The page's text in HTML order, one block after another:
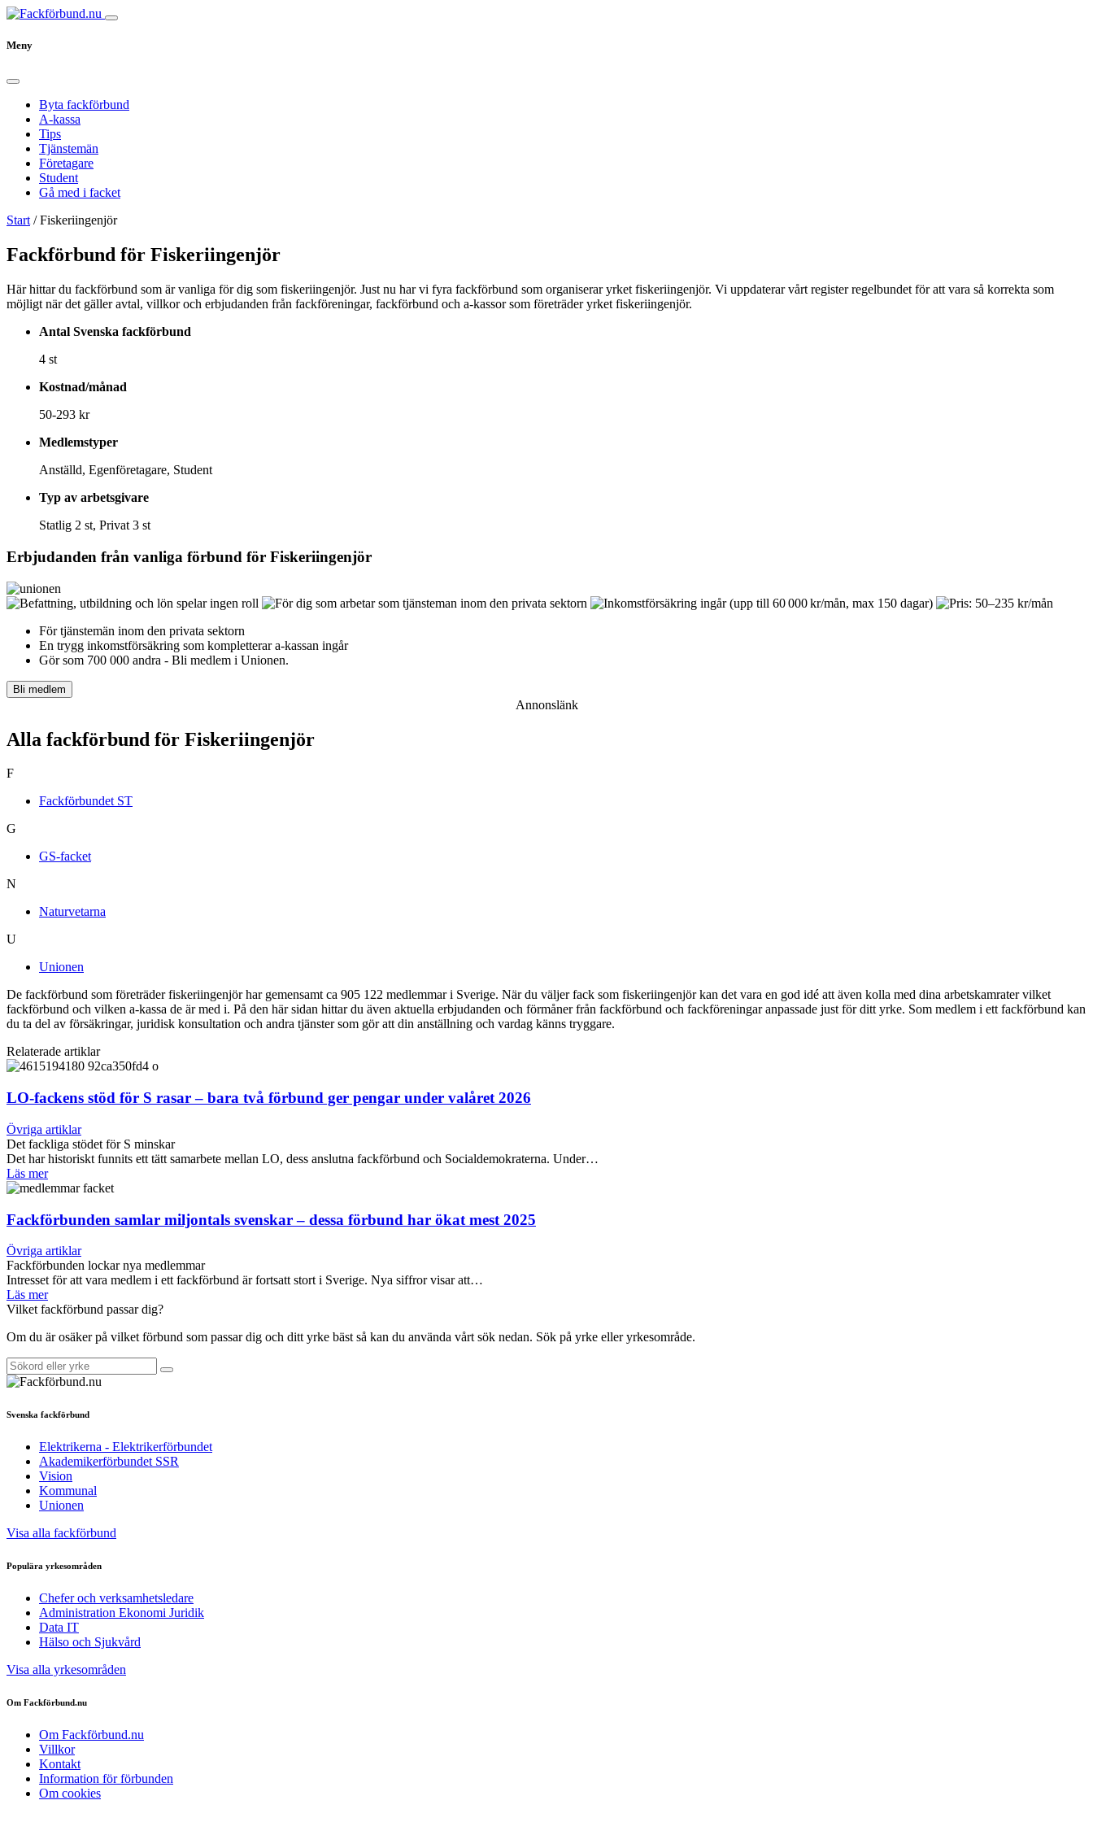
Meny
Byta fackförbund
A-kassa
Tips
Tjänstemän
Företagare
Student
Gå med i facket
Start /Fiskeriingenjör
Fackförbund för Fiskeriingenjör
Här hittar du fackförbund som är vanliga för dig som fiskeriingenjör. Just nu har vi fyra fackförbund som organiserar yrket fiskeriingenjör. Vi uppdaterar vårt register regelbundet för att vara så korrekta som
möjligt när det gäller avtal, villkor och erbjudanden från fackföreningar, fackförbund och a-kassor som företräder yrket fiskeriingenjör.
Antal Svenska fackförbund
4 st
Kostnad/månad
50-293 kr
Medlemstyper
Anställd, Egenföretagare, Student
Typ av arbetsgivare
Statlig 2 st, Privat 3 st
Erbjudanden från vanliga förbund för Fiskeriingenjör
För tjänstemän inom den privata sektorn
En trygg inkomst­försäkring som kompletterar a-kassan ingår
Gör som 700 000 andra - Bli medlem i Unionen.
Bli medlem
Annonslänk
Alla fackförbund för Fiskeriingenjör
F
Fackförbundet ST
G
GS-facket
N
Naturvetarna
U
Unionen
De fackförbund som företräder fiskeriingenjör har gemensamt ca 905 122 medlemmar i Sverige. När du väljer fack som fiskeriingenjör kan det vara en god idé att även kolla med dina arbetskamrater vilket
fackförbund och vilken a-kassa de är med i. På den här sidan hittar du även aktuella erbjudanden och förmåner från fackförbund och fackföreningar anpassade just för ditt yrke. Som medlem i ett fackförbund kan
du ta del av försäkringar, juridisk konsultation och andra tjänster som gör att din anställning och vardag känns tryggare.
Relaterade artiklar
LO-fackens stöd för S rasar – bara två förbund ger pengar under valåret 2026
Övriga artiklar
Det fackliga stödet för S minskar
Det har historiskt funnits ett tätt samarbete mellan LO, dess anslutna fackförbund och Socialdemokraterna. Under…
Läs mer
Fackförbunden samlar miljontals svenskar – dessa förbund har ökat mest 2025
Övriga artiklar
Fackförbunden lockar nya medlemmar
Intresset för att vara medlem i ett fackförbund är fortsatt stort i Sverige. Nya siffror visar att…
Läs mer
Vilket fackförbund passar dig?
Om du är osäker på vilket förbund som passar dig och ditt yrke bäst så kan du använda vårt sök nedan. Sök på yrke eller yrkesområde.
Svenska fackförbund
Elektrikerna - Elektrikerförbundet
Akademikerförbundet SSR
Vision
Kommunal
Unionen
Visa alla fackförbund
Populära yrkesområden
Chefer och verksamhetsledare
Administration Ekonomi Juridik
Data IT
Hälso och Sjukvård
Visa alla yrkesområden
Om Fackförbund.nu
Om Fackförbund.nu
Villkor
Kontakt
Information för förbunden
Om cookies